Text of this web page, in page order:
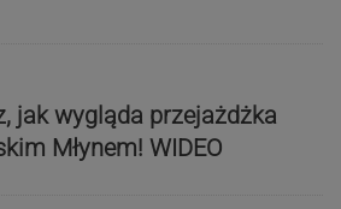
jak wygląda przejażdżka
Młynem! WIDEO